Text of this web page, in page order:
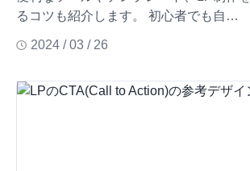
るコツも紹介します。 初心者でも自…
2024 / 03 / 26